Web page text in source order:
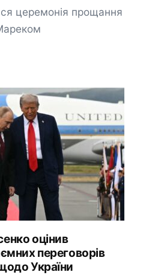
церемонія прощання
оцінив
переговорів
України